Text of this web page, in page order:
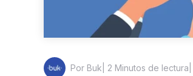
Por Buk | 2 Minutos de lectura